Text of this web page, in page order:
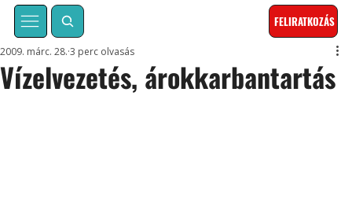
FELIRATKOZÁS
Vízelvezetés, árokkarbantartás
2009. márc. 28. 3 perc olvasás